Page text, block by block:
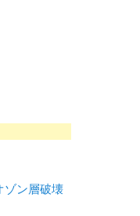
ゾン層破壊